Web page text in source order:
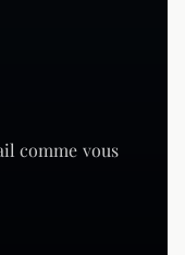
comme vous